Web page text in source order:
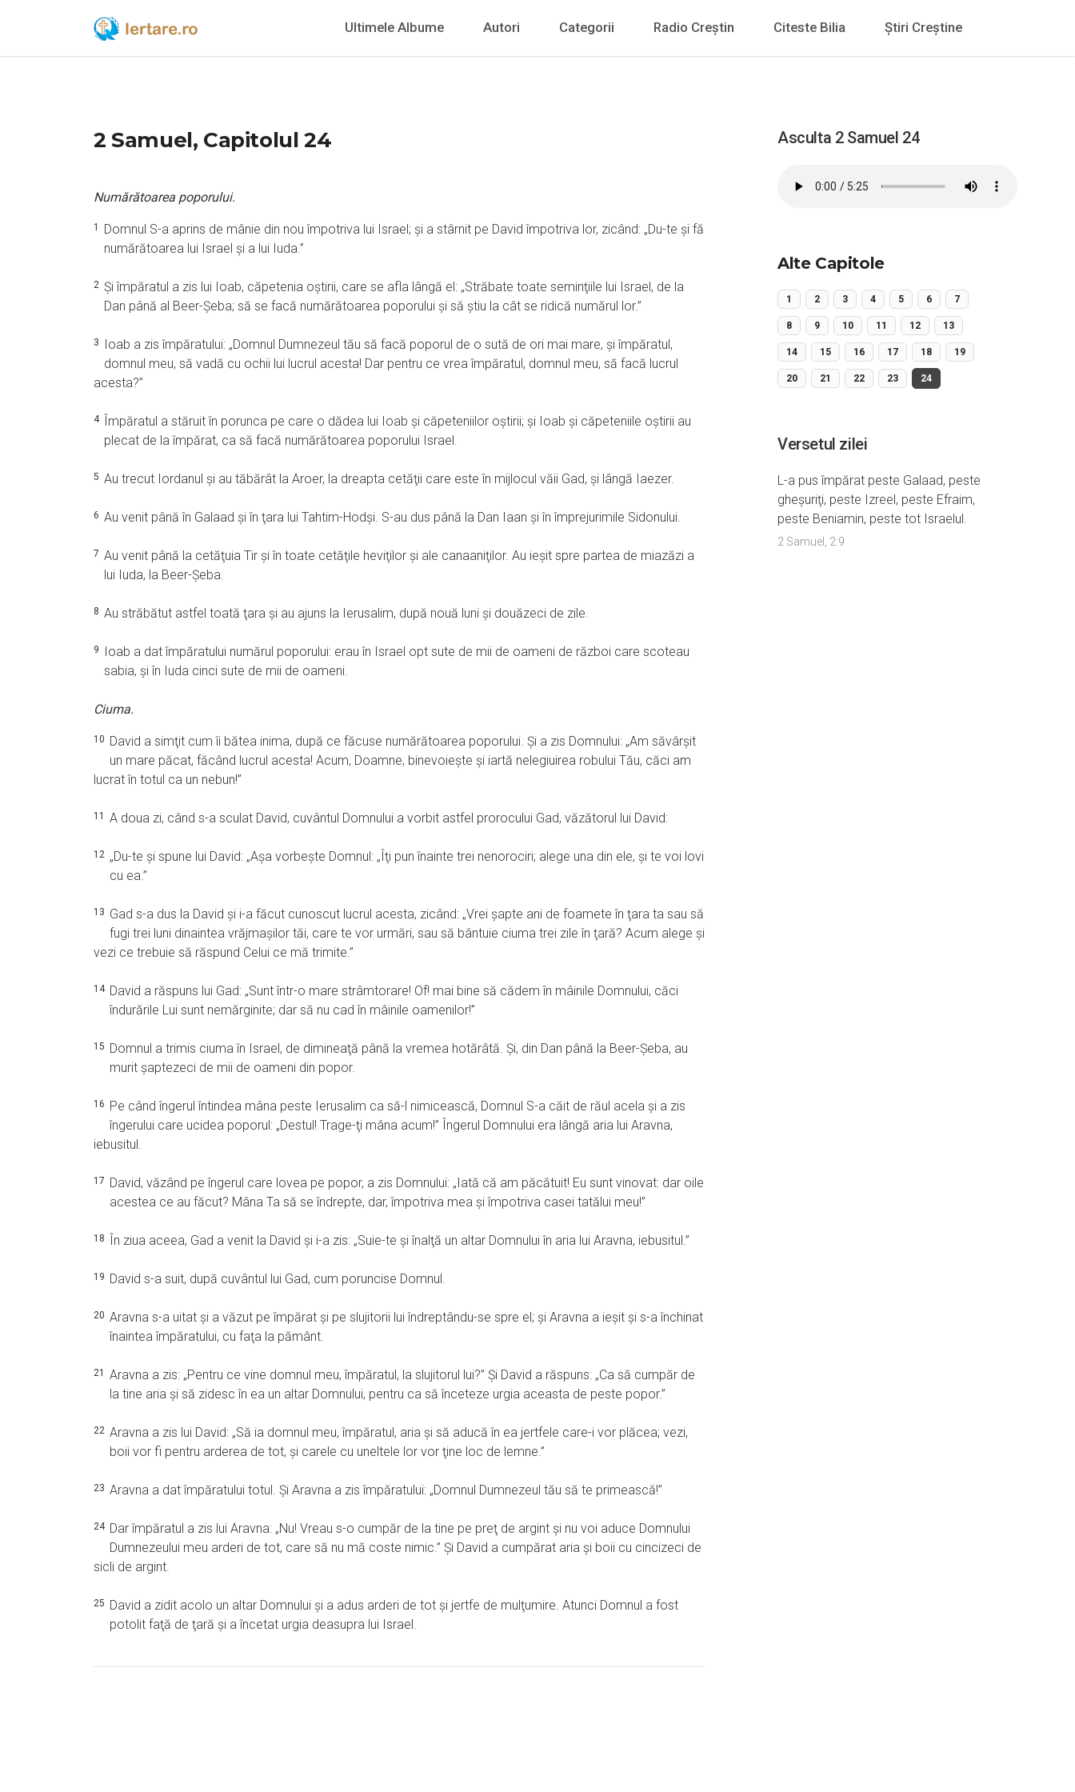
Ultimele Albume Autori Categorii Radio Creștin Citeste Bilia Știri Creștine
2 Samuel, Capitolul 24
Numărătoarea poporului.
1 Domnul S-a aprins de mânie din nou împotriva lui Israel; şi a stârnit pe David împotriva lor, zicând: „Du-te şi fă
numărătoarea lui Israel şi a lui Iuda.”
2 Şi împăratul a zis lui Ioab, căpetenia oştirii, care se afla lângă el: „Străbate toate seminţiile lui Israel, de la
Dan până al Beer-Şeba; să se facă numărătoarea poporului şi să ştiu la cât se ridică numărul lor.”
3
Ioab a zis împăratului: „Domnul Dumnezeul tău să facă poporul de o sută de ori mai mare, şi împăratul,
domnul meu, să vadă cu ochii lui lucrul acesta! Dar pentru ce vrea împăratul, domnul meu, să facă lucrul
acesta?”
4 Împăratul a stăruit în porunca pe care o dădea lui Ioab şi căpeteniilor oştirii; şi Ioab şi căpeteniile oştirii au
plecat de la împărat, ca să facă numărătoarea poporului Israel.
5 Au trecut Iordanul şi au tăbărât la Aroer, la dreapta cetăţii care este în mijlocul văii Gad, şi lângă Iaezer.
6 Au venit până în Galaad şi în ţara lui Tahtim-Hodşi. S-au dus până la Dan Iaan şi în împrejurimile Sidonului.
7 Au venit până la cetăţuia Tir şi în toate cetăţile heviţilor şi ale canaaniţilor. Au ieşit spre partea de miazăzi a
lui Iuda, la Beer-Şeba.
8 Au străbătut astfel toată ţara şi au ajuns la Ierusalim, după nouă luni şi douăzeci de zile.
9
Ioab a dat împăratului numărul poporului: erau în Israel opt sute de mii de oameni de război care scoteau
sabia, şi în Iuda cinci sute de mii de oameni.
Ciuma.
10 David a simţit cum îi bătea inima, după ce făcuse numărătoarea poporului. Şi a zis Domnului: „Am săvârşit
un mare păcat, făcând lucrul acesta! Acum, Doamne, binevoieşte şi iartă nelegiuirea robului Tău, căci am
lucrat în totul ca un nebun!”
11 A doua zi, când s-a sculat David, cuvântul Domnului a vorbit astfel prorocului Gad, văzătorul lui David:
12 „Du-te şi spune lui David: „Aşa vorbeşte Domnul: „Îţi pun înainte trei nenorociri; alege una din ele, şi te voi lovi
cu ea.”
13 Gad s-a dus la David şi i-a făcut cunoscut lucrul acesta, zicând: „Vrei şapte ani de foamete în ţara ta sau să
fugi trei luni dinaintea vrăjmaşilor tăi, care te vor urmări, sau să bântuie ciuma trei zile în ţară? Acum alege şi
vezi ce trebuie să răspund Celui ce mă trimite.”
14 David a răspuns lui Gad: „Sunt într-o mare strâmtorare! Of! mai bine să cădem în mâinile Domnului, căci
îndurările Lui sunt nemărginite; dar să nu cad în mâinile oamenilor!”
15 Domnul a trimis ciuma în Israel, de dimineaţă până la vremea hotărâtă. Şi, din Dan până la Beer-Şeba, au
murit şaptezeci de mii de oameni din popor.
16 Pe când îngerul întindea mâna peste Ierusalim ca să-l nimicească, Domnul S-a căit de răul acela şi a zis
îngerului care ucidea poporul: „Destul! Trage-ţi mâna acum!” Îngerul Domnului era lângă aria lui Aravna,
iebusitul.
17 David, văzând pe îngerul care lovea pe popor, a zis Domnului: „Iată că am păcătuit! Eu sunt vinovat: dar oile
acestea ce au făcut? Mâna Ta să se îndrepte, dar, împotriva mea şi împotriva casei tatălui meu!”
18 În ziua aceea, Gad a venit la David şi i-a zis: „Suie-te şi înalţă un altar Domnului în aria lui Aravna, iebusitul.”
19 David s-a suit, după cuvântul lui Gad, cum poruncise Domnul.
20 Aravna s-a uitat şi a văzut pe împărat şi pe slujitorii lui îndreptându-se spre el; şi Aravna a ieşit şi s-a închinat
înaintea împăratului, cu faţa la pământ.
21 Aravna a zis: „Pentru ce vine domnul meu, împăratul, la slujitorul lui?” Şi David a răspuns: „Ca să cumpăr de
la tine aria şi să zidesc în ea un altar Domnului, pentru ca să înceteze urgia aceasta de peste popor.”
22 Aravna a zis lui David: „Să ia domnul meu, împăratul, aria şi să aducă în ea jertfele care-i vor plăcea; vezi,
boii vor fi pentru arderea de tot, şi carele cu uneltele lor vor ţine loc de lemne.”
23 Aravna a dat împăratului totul. Şi Aravna a zis împăratului: „Domnul Dumnezeul tău să te primească!”
24 Dar împăratul a zis lui Aravna: „Nu! Vreau s-o cumpăr de la tine pe preţ de argint şi nu voi aduce Domnului
Dumnezeului meu arderi de tot, care să nu mă coste nimic.” Şi David a cumpărat aria şi boii cu cincizeci de
sicli de argint.
25 David a zidit acolo un altar Domnului şi a adus arderi de tot şi jertfe de mulţumire. Atunci Domnul a fost
potolit faţă de ţară şi a încetat urgia deasupra lui Israel.
Asculta 2 Samuel 24
Alte Capitole
1 2 3 4 5 6 7
8 9 10 11 12 13
14 15 16 17 18 19
20 21 22 23 24
Versetul zilei
L-a pus împărat peste Galaad, peste
gheşuriţi, peste Izreel, peste Efraim,
peste Beniamin, peste tot Israelul.
2 Samuel, 2:9